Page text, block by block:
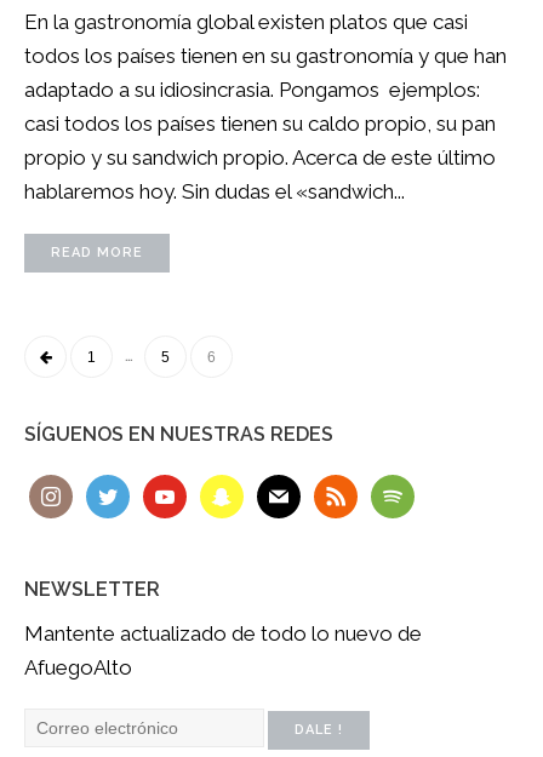
En la gastronomía global existen platos que casi
todos los países tienen en su gastronomía y que han
adaptado a su idiosincrasia. Pongamos ejemplos:
casi todos los países tienen su caldo propio, su pan
propio y su sandwich propio. Acerca de este último
hablaremos hoy. Sin dudas el «sandwich...
READ MORE
POSTS
1 … 5 6
SÍGUENOS EN NUESTRAS REDES
NEWSLETTER
Mantente actualizado de todo lo nuevo de
AfuegoAlto